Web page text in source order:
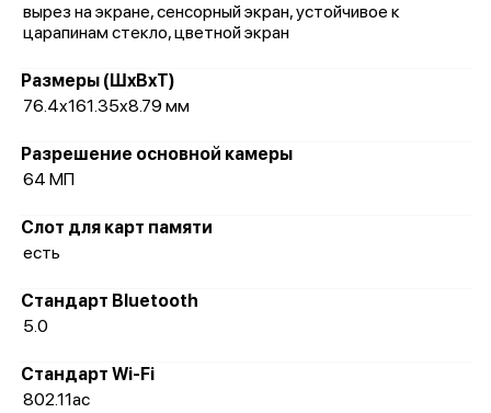
вырез на экране, сенсорный экран, устойчивое к
царапинам стекло, цветной экран
Размеры (ШxВxТ)
76.4x161.35x8.79 мм
Разрешение основной камеры
64 МП
Слот для карт памяти
есть
Стандарт Bluetooth
5.0
Стандарт Wi-Fi
802.11ac